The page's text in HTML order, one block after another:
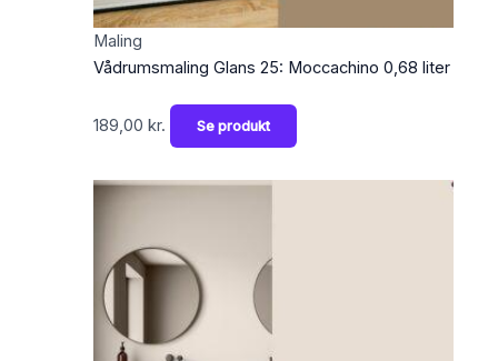
Maling
Vådrumsmaling Glans 25: Moccachino 0,68 liter
189,00 kr. Se produkt